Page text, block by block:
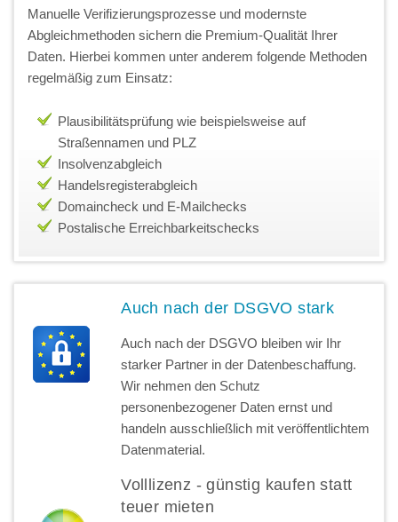
Manuelle Verifizierungsprozesse und modernste
Abgleichmethoden sichern die Premium-Qualität Ihrer
Daten. Hierbei kommen unter anderem folgende Methoden
regelmäßig zum Einsatz:
Plausibilitätsprüfung wie beispielsweise auf
Straßennamen und PLZ
Insolvenzabgleich
Handelsregisterabgleich
Domaincheck und E-Mailchecks
Postalische Erreichbarkeitschecks
Auch nach der DSGVO stark
Auch nach der DSGVO bleiben wir Ihr
starker Partner in der Datenbeschaffung.
Wir nehmen den Schutz
personenbezogener Daten ernst und
handeln ausschließlich mit veröffentlichtem
Datenmaterial.
Volllizenz - günstig kaufen statt
teuer mieten